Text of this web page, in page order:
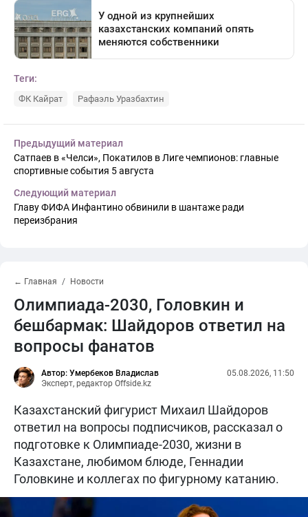
Теги:
ФК Кайрат Рафаэль Уразбахтин
Предыдущий материал
Сатпаев в «Челси», Покатилов в Лиге чемпионов: главные
спортивные события 5 августа
Следующий материал
Главу ФИФА Инфантино обвинили в шантаже ради
переизбрания
← Главная Новости
Олимпиада-2030, Головкин и
бешбармак: Шайдоров ответил на
вопросы фанатов
Автор: Умербеков Владислав
Эксперт, редактор Offside.kz
05.08.2026, 11:50
Казахстанский фигурист Михаил Шайдоров
ответил на вопросы подписчиков, рассказал о
подготовке к Олимпиаде-2030, жизни в
Казахстане, любимом блюде, Геннадии
Головкине и коллегах по фигурному катанию.